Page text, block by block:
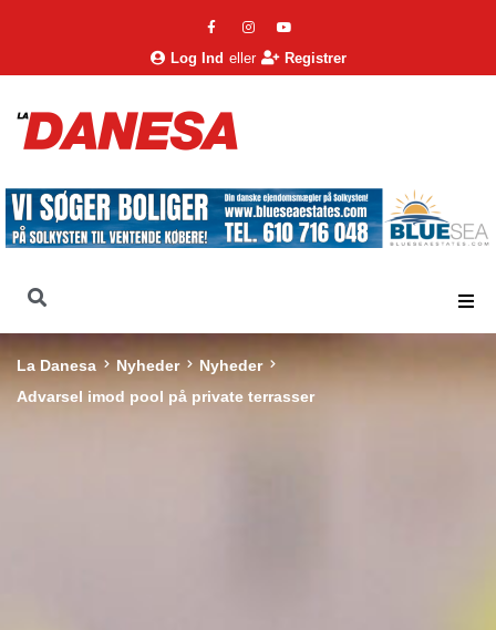
Log Ind eller Registrer
La Danesa Nyheder
Nyheder
Advarsel imod pool på private terrasser